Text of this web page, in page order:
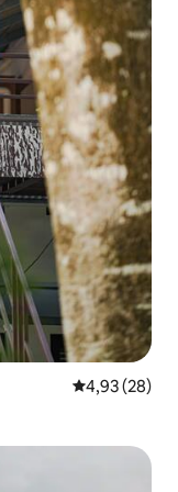
4,93 de uma
4,93 (28)